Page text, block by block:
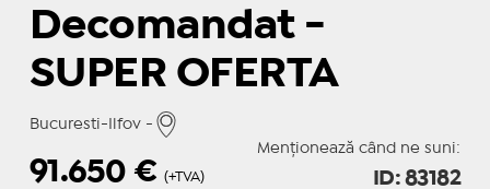
Decomandat -
SUPER OFERTA
Bucuresti-Ilfov -
Menționează când ne suni:
91.650€ (+TVA) ID: 83182